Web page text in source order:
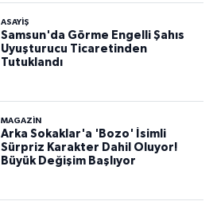
ASAYIŞ
Samsun'da Görme Engelli Şahıs
Uyuşturucu Ticaretinden
Tutuklandı
MAGAZİN
Arka Sokaklar'a 'Bozo' İsimli
Sürpriz Karakter Dahil Oluyor!
Büyük Değişim Başlıyor